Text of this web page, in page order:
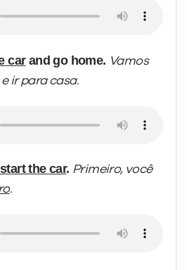
carand go home. Vamos
ir para casa.
start the car. Primeiro, você
.